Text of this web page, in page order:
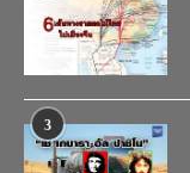
3